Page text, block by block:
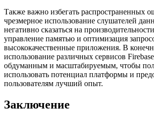
Также важно избегать распространенных
чрезмерное использование слушателей
негативно сказаться на
управление памятью и оптимизация
высококачественные приложения. В
использование различных сервисов
обдуманным и масштабируемым, чтобы
использовать потенциал платформы и
пользователям лучший опыт.
Заключение